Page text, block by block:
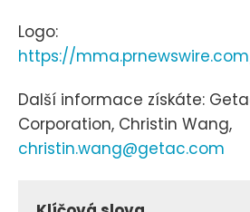
Logo:
https://
Další informace získáte:
Corporation, Christin Wang,
christin.wang@getac.com